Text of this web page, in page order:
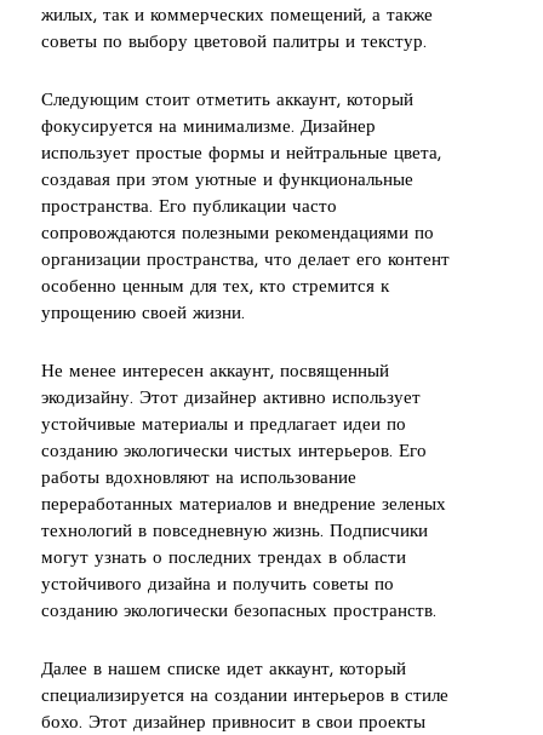
жилых, так и коммерческих помещений, а также
советы по выбору цветовой палитры и текстур.
Следующим стоит отметить аккаунт, который
фокусируется на минимализме. Дизайнер
использует простые формы и нейтральные цвета,
создавая при этом уютные и функциональные
пространства. Его публикации часто
сопровождаются полезными рекомендациями по
организации пространства, что делает его контент
особенно ценным для тех, кто стремится к
упрощению своей жизни.
Не менее интересен аккаунт, посвященный
экодизайну. Этот дизайнер активно использует
устойчивые материалы и предлагает идеи по
созданию экологически чистых интерьеров. Его
работы вдохновляют на использование
переработанных материалов и внедрение зеленых
технологий в повседневную жизнь. Подписчики
могут узнать о последних трендах в области
устойчивого дизайна и получить советы по
созданию экологически безопасных пространств.
Далее в нашем списке идет аккаунт, который
специализируется на создании интерьеров в стиле
бохо. Этот дизайнер привносит в свои проекты